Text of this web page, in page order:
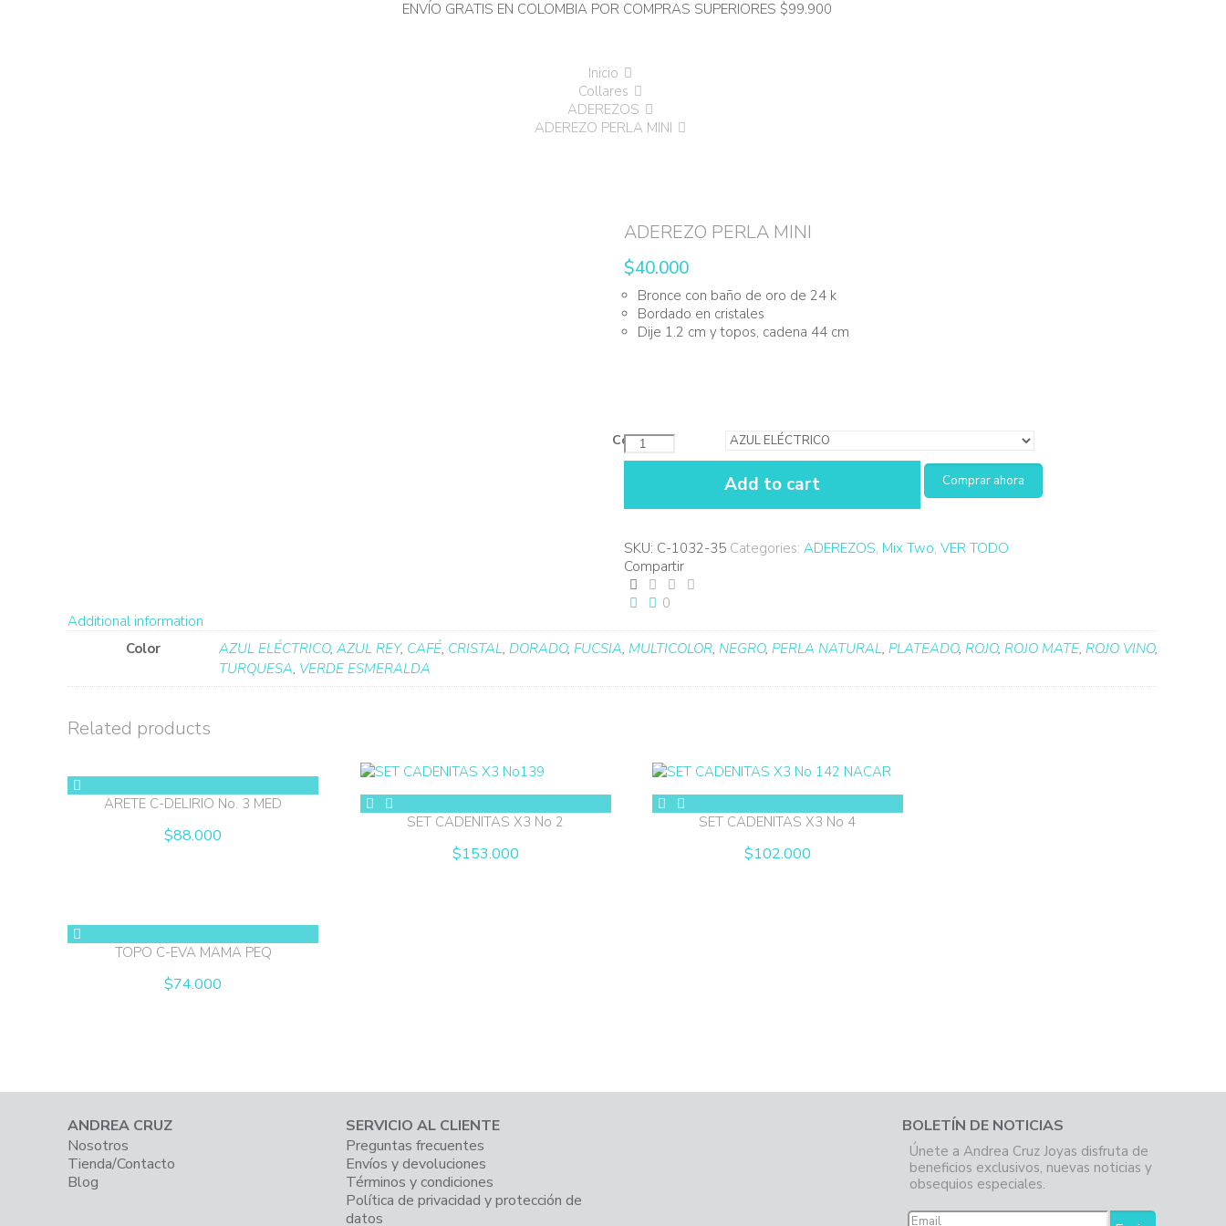
ENVÍO GRATIS EN COLOMBIA POR COMPRAS SUPERIORES $99.900
Inicio
Collares
ADEREZOS
ADEREZO PERLA MINI
ADEREZO PERLA MINI
$40.000
Bronce con baño de oro de 24 k
Bordado en cristales
Dije 1.2 cm y topos, cadena 44 cm
Color
ADEREZO
PERLA
Add to cart
SKU: C-1032-35 Categories: ADEREZOS, Mix Two, VER TODO
Compartir
0
Additional information
Color
AZUL ELÉCTRICO,AZUL REY, CAFÉ, CRISTAL,DORADO,FUCSIA, MULTICOLOR,NEGRO,PERLA NATURAL,PLATEADO,ROJO,ROJO MATE,ROJO VINO,
TURQUESA, VERDE ESMERALDA
Related products
ARETE C-DELIRIO No. 3 MED
$88.000
SET CADENITAS X3 No 2
$153.000
SET CADENITAS X3 No 4
$102.000
TOPO C-EVA MAMA PEQ
$74.000
ANDREA CRUZ
Nosotros
Tienda/Contacto
Blog
SERVICIO AL CLIENTE
Preguntas frecuentes
Envíos y devoluciones
Términos y condiciones
Política de privacidad y protección de
datos
BOLETÍN DE NOTICIAS
Únete a Andrea Cruz Joyas disfruta de
beneficios exclusivos, nuevas noticias y
obsequios especiales.